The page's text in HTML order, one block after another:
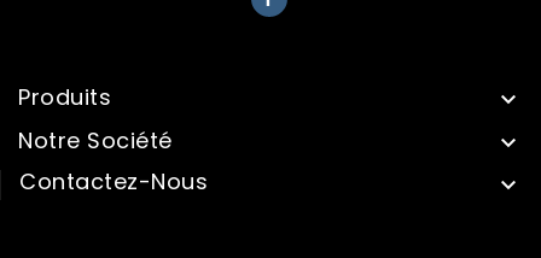
Produits 
Notre Société 
Contactez-Nous 